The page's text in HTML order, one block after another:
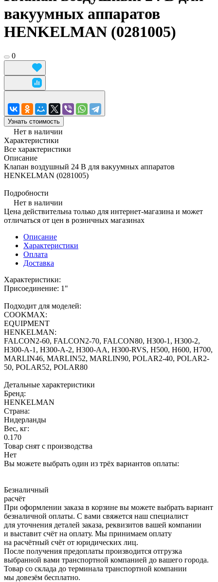
вакуумных аппаратов
HENKELMAN (0281005)
0
Узнать стоимость
Нет в наличии
Характеристики
Все характеристики
Описание
Клапан воздушный 24 В для вакуумных аппаратов
HENKELMAN (0281005)
Подробности
Нет в наличии
Цена действительна только для интернет-магазина и может
отличаться от цен в розничных магазинах
Описание
Характеристики
Оплата
Доставка
Характеристики:
Присоединение: 1"
Подходит для моделей:
COOKMAX:
EQUIPMENT
HENKELMAN:
FALCON2-60, FALCON2-70, FALCON80, H300-1, H300-2,
H300-A-1, H300-A-2, H300-AA, H300-RVS, H500, H600, H700,
MARLIN46, MARLIN52, MARLIN90, POLAR2-40, POLAR2-
50, POLAR52, POLAR80
Детальные характеристики
Бренд:
HENKELMAN
Страна:
Нидерланды
Вес, кг:
0.170
Товар снят с производства
Нет
Вы можете выбрать один из трёх вариантов оплаты:
Безналичный
расчёт
При оформлении заказа в корзине вы можете выбрать вариант
безналичной оплаты. С вами свяжется наш специалист
для уточнения деталей заказа, реквизитов вашей компании
и выставит счёт на оплату. Мы принимаем оплату
на расчётный счёт от юридических лиц.
После получения предоплаты производится отгрузка
выбранной вами транспортной компанией до вашего города.
Товар со склада до терминала транспортной компании
мы довезём бесплатно.